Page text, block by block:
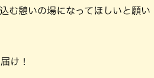
む憩いの場になってほしいと願い
け！